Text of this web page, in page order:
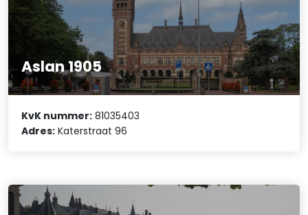
Aslan 1905
KvK nummer: 81035403
Adres: Katerstraat 96